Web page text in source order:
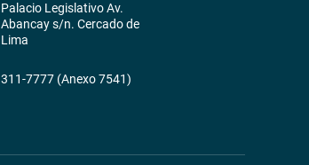
Palacio Legislativo Av.
Abancay s/n. Cercado de
Lima
311-7777 (Anexo 7541)